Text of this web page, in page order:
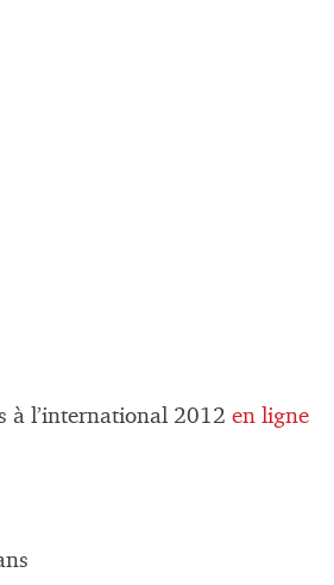
à l’international 2012 en ligne